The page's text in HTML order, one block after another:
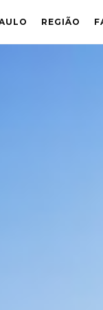
REGIÃO